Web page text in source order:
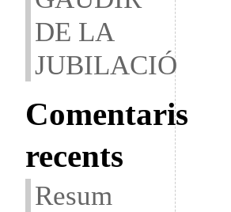
DE LA
JUBILACIÓ
Comentaris
recents
Resum